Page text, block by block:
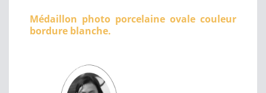
Médaillon photo porcelaine ovale couleur
bordure blanche.